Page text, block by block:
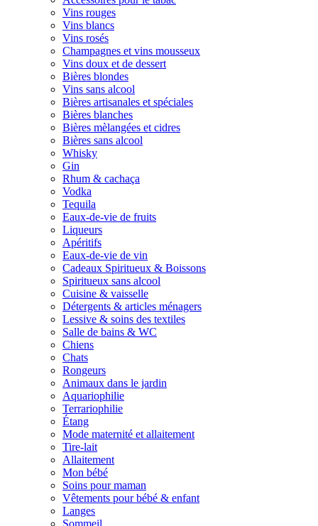
Vins rouges
Vins blancs
Vins rosés
Champagnes et vins mousseux
Vins doux et de dessert
Bières blondes
Vins sans alcool
Bières artisanales et spéciales
Bières blanches
Bières mèlangées et cidres
Bières sans alcool
Whisky
Gin
Rhum & cachaça
Vodka
Tequila
Eaux-de-vie de fruits
Liqueurs
Apéritifs
Eaux-de-vie de vin
Cadeaux Spiritueux & Boissons
Spiritueux sans alcool
Cuisine & vaisselle
Détergents & articles ménagers
Lessive & soins des textiles
Salle de bains & WC
Chiens
Chats
Rongeurs
Animaux dans le jardin
Aquariophilie
Terrariophilie
Étang
Mode maternité et allaitement
Tire-lait
Allaitement
Mon bébé
Soins pour maman
Vêtements pour bébé & enfant
Langes
Sommeil